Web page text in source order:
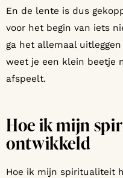
En de lente is dus
voor het begin van iets
ga het allemaal
weet je een klein beetje
afspeelt.
Hoe ik mijn
ontwikkeld
Hoe ik mijn spiritualiteit